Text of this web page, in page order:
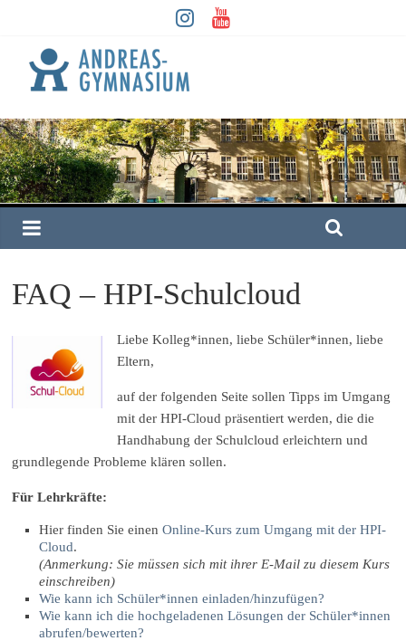
FAQ – HPI-Schulcloud
Liebe Kolleg*innen, liebe Schüler*innen, liebe
Eltern,
auf der folgenden Seite sollen Tipps im Umgang
mit der HPI-Cloud präsentiert werden, die die
Handhabung der Schulcloud erleichtern und
grundlegende Probleme klären sollen.
Für Lehrkräfte:
Hier finden Sie einenOnline-Kurs zum Umgang mit der HPI-
Cloud.
(Anmerkung: Sie müssen sich mit ihrer E-Mail zu diesem Kurs
einschreiben)
Wie kann ich Schüler*innen einladen/hinzufügen?
Wie kann ich die hochgeladenen Lösungen der Schüler*innen
abrufen/bewerten?